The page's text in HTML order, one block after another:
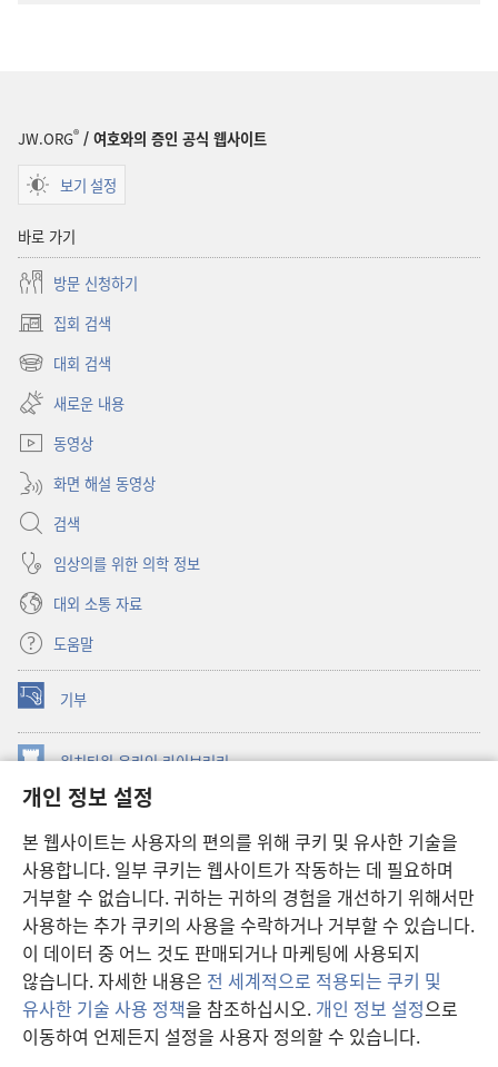
개인 정보 설정
본 웹사이트는 사용자의 편의를 위해 쿠키 및 유사한 기술을
사용합니다. 일부 쿠키는 웹사이트가 작동하는 데 필요하며
거부할 수 없습니다. 귀하는 귀하의 경험을 개선하기 위해서만
사용하는 추가 쿠키의 사용을 수락하거나 거부할 수 있습니다.
이 데이터 중 어느 것도 판매되거나 마케팅에 사용되지
않습니다. 자세한 내용은 전 세계적으로 적용되는 쿠키 및
유사한 기술 사용 정책을 참조하십시오. 개인 정보 설정으로
이동하여 언제든지 설정을 사용자 정의할 수 있습니다.
JW.ORG® / 여호와의 증인 공식 웹사이트
보기 설정
바로 가기
방문 신청하기
집회 검색
(새로운
창
대회 검색
(새로운
창
열기)
새로운 내용
동영상
화면 해설 동영상
검색
임상의를 위한 의학 정보
대외 소통 자료
도움말
기부
(새로운
창
열기) 워치타워 온라인 라이브러리
창
JW Hub ®
창
열기) JW 라이브러리
워치타워 라이브러리
Copyright© 2026 Watch Tower Bible and Tract Society of Pennsylvania.
이용 약관| 개인 정보 보호 정책| 개인 정보 보호 설정